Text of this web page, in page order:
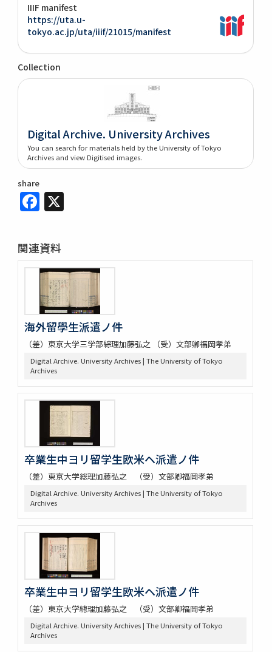
IIIF manifest
https://uta.u-
tokyo.ac.jp/uta/iiif/21015/manifest
Collection
Digital Archive. University Archives
You can search for materials held by the University of Tokyo
Archives and view Digitised images.
share
Facebook
関連資料
海外留學生派遣ノ件
（差）東京大学三学部綜理加藤弘之 （受）文部卿福岡孝弟
Digital Archive. University Archives | The University of Tokyo
Archives
卒業生中ヨリ留学生欧米ヘ派遣ノ件
（差）東京大学総理加藤弘之 （受）文部卿福岡孝弟
Digital Archive. University Archives | The University of Tokyo
Archives
卒業生中ヨリ留学生欧米ヘ派遣ノ件
（差）東京大学總理加藤弘之 （受）文部卿福岡孝弟
Digital Archive. University Archives | The University of Tokyo
Archives